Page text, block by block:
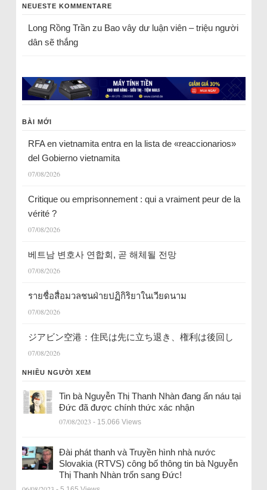
NEUESTE KOMMENTARE
Long Rồng Trầnzu Bao vây dư luận viên – triệu người
dân sẽ thắng
BÀI MỚI
RFA en vietnamita entra en la lista de «reaccionarios»
del Gobierno vietnamita
07/08/2026
Critique ou emprisonnement : qui a vraiment peur de la
vérité ?
07/08/2026
베트남 변호사 연합회, 곧 해체될 전망
07/08/2026
รายชื่อสื่อมวลชนฝ่ายปฏิกิริยาในเวียดนาม
07/08/2026
ジアビン空港：住民は先に立ち退き、権利は後回し
07/08/2026
NHIỀU NGƯỜI XEM
Tin bà Nguyễn Thị Thanh Nhàn đang ẩn náu tại
Đức đã được chính thức xác nhận
07/08/2023 - 15.066 Views
Đài phát thanh và Truyền hình nhà nước
Slovakia (RTVS) công bố thông tin bà Nguyễn
Thị Thanh Nhàn trốn sang Đức!